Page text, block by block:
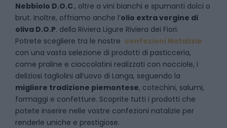
Nebbiolo D.O.C., oltre a vini bianchi e spumanti dolci o
brut. Inoltre, offriamo anche l’olio extra vergine di
oliva D.O.P. della Riviera Ligure Riviera dei Fiori.
Potrete scegliere tra le nostre confezioni Natalizie
con una vasta selezione di prodotti di pasticceria,
come praline e cioccolatini realizzati con nocciole, i
deliziosi tagliolini all’uovo di Langa, seguendo la
migliore tradizione piemontese, cotechini, salumi,
formaggi e confetture. Scoprite tutti i prodotti che
potete inserire nelle vostre confezioni natalizie per
renderle uniche e prestigiose.